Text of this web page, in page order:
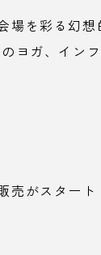
を彩る幻
ヨガ、イン
売がスタート